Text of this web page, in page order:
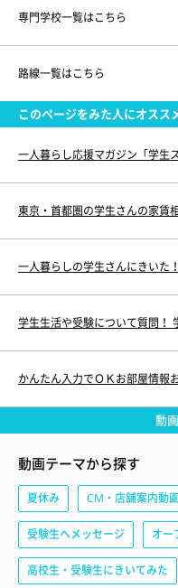
専門学校一覧はこちら
路線一覧はこちら
このページをみた人にオスス
一人暮らし応援マガジン「学生
東京・首都圏の学生さんの家賃
一人暮らしの学生さんにきいた
学生生活や受験について質問！
かんたん入力でＯＫお部屋情報
動
動画テーマから探す
夏休み CM・店舗案内動
受験生へメッセージ オー
高校生・受験生にきいてみた